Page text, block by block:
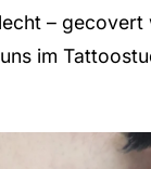
– gecovert
im